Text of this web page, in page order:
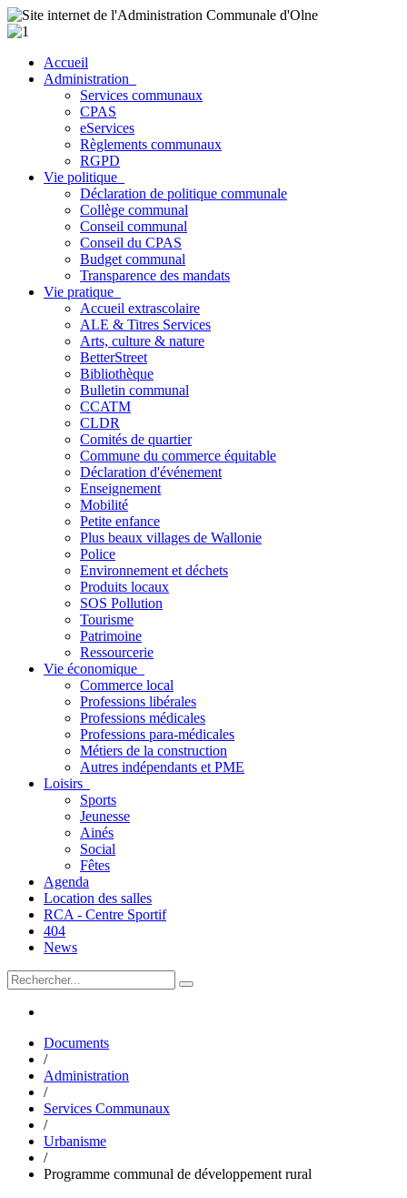
Accueil
Administration
Services communaux
CPAS
eServices
Règlements communaux
RGPD
Vie politique
Déclaration de politique communale
Collège communal
Conseil communal
Conseil du CPAS
Budget communal
Transparence des mandats
Vie pratique
Accueil extrascolaire
ALE & Titres Services
Arts, culture & nature
BetterStreet
Bibliothèque
Bulletin communal
CCATM
CLDR
Comités de quartier
Commune du commerce équitable
Déclaration d'événement
Enseignement
Mobilité
Petite enfance
Plus beaux villages de Wallonie
Police
Environnement et déchets
Produits locaux
SOS Pollution
Tourisme
Patrimoine
Ressourcerie
Vie économique
Commerce local
Professions libérales
Professions médicales
Professions para-médicales
Métiers de la construction
Autres indépendants et PME
Loisirs
Sports
Jeunesse
Ainés
Social
Fêtes
Agenda
Location des salles
RCA - Centre Sportif
404
News
Documents
/
Administration
/
Services Communaux
/
Urbanisme
/
Programme communal de développement rural